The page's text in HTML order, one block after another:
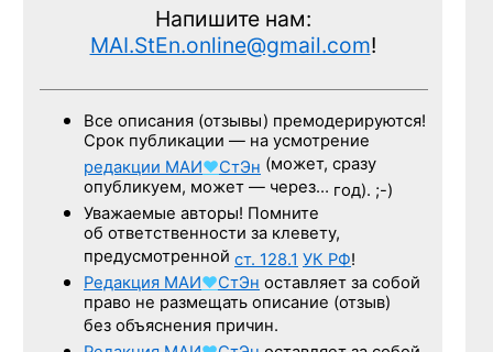
Напишите нам:
MAI.StEn.online@gmail.com!
Все описания (отзывы) премодерируются!
Срок публикации — на усмотрение
редакции МАИ♥СтЭн (может, сразу
опубликуем, может — через… год). ;-)
Уважаемые авторы! Помните
об ответственности за клевету,
предусмотренной ст. 128.1 УК РФ!
Редакция МАИ♥СтЭн оставляет за собой
право не размещать описание (отзыв)
без объяснения причин.